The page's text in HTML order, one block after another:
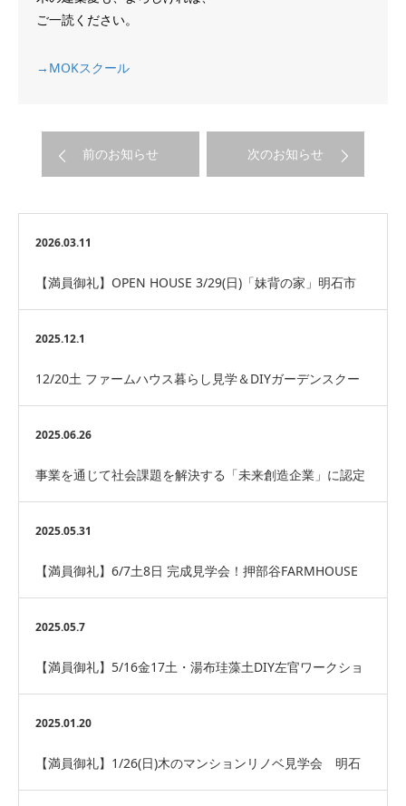
ご一読ください。
→MOKスクール
前のお知らせ 次のお知らせ
2026.03.11
【満員御礼】OPEN HOUSE 3/29(日)「妹背の家」明石市
2025.12.1
12/20土 ファームハウス暮らし見学＆DIYガーデンスクー
ル
2025.06.26
事業を通じて社会課題を解決する「未来創造企業」に認定
されました。
2025.05.31
【満員御礼】6/7土8日 完成見学会！押部谷FARMHOUSE
2025.05.7
【満員御礼】5/16金17土・湯布珪藻土DIY左官ワークショ
ップ＠押部谷FARMhouse
2025.01.20
【満員御礼】1/26(日)木のマンションリノベ見学会 明石